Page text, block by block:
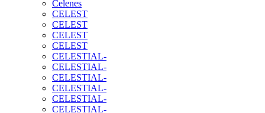
Celenes
CELEST
CELEST
CELEST
CELEST
CELESTIAL-
CELESTIAL-
CELESTIAL-
CELESTIAL-
CELESTIAL-
CELESTIAL-